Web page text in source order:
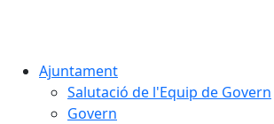
Ajuntament
Salutació de l'Equip de Govern
Govern